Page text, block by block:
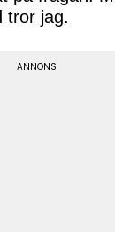
tror jag.